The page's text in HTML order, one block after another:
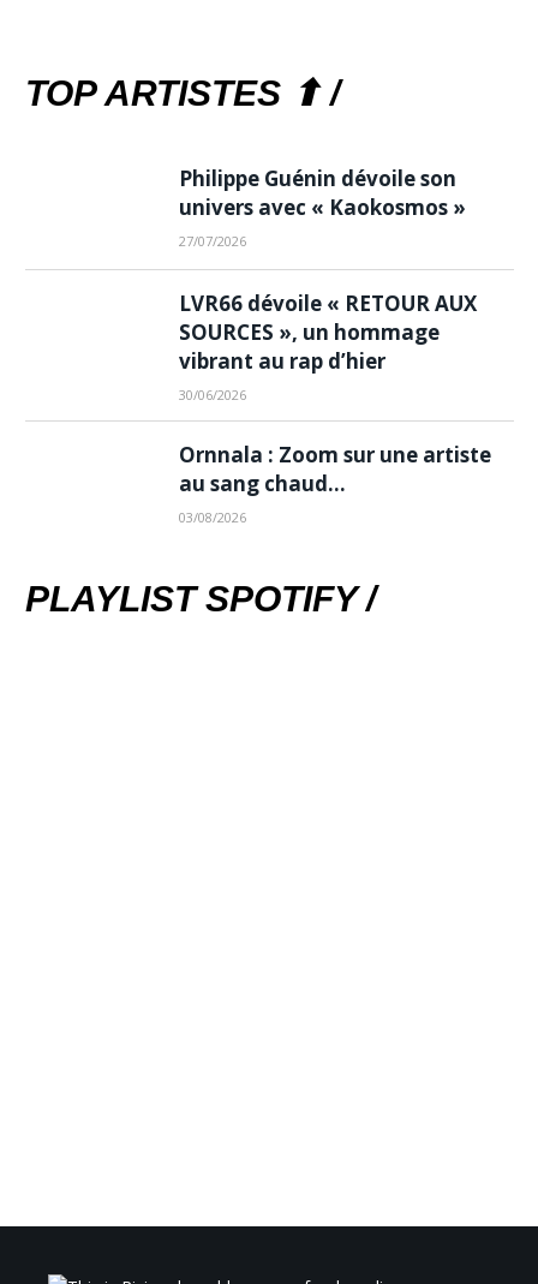
TOP ARTISTES ⬆ /
Philippe Guénin dévoile son
univers avec « Kaokosmos »
27/07/2026
LVR66 dévoile « RETOUR AUX
SOURCES », un hommage
vibrant au rap d’hier
30/06/2026
Ornnala : Zoom sur une artiste
au sang chaud…
03/08/2026
PLAYLIST SPOTIFY /